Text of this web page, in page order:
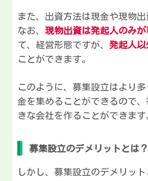
また、出資方法は現金や現物出
なお、 現物出資は発起人のみが
て、経営形態ですが、 発起人
ことができます。
このように、募集設立はより
金を集めることができるので
きな会社を作ることができます
募集設立のデメリットとは？
しかし、募集設立のデメリット